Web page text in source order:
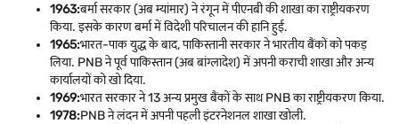
1963:बर्मा सरकार (अब म्यांमार) ने रंगून में पीएनबी की शाखा का राष्ट्रीयकरण
किया. इसके कारण बर्मा में विदेशी परिचालन की हानि हुई.
1965:भारत-पाक युद्ध के बाद, पाकिस्तानी सरकार ने भारतीय बैंकों को पकड़
लिया. PNB ने पूर्व पाकिस्तान (अब बांग्लादेश) में अपनी कराची शाखा और अन्य
कार्यालयों को खो दिया.
1969:भारत सरकार ने 13 अन्य प्रमुख बैंकों के साथ PNB का राष्ट्रीयकरण किया.
1978:PNB ने लंदन में अपनी पहली इंटरनेशनल शाखा खोली.